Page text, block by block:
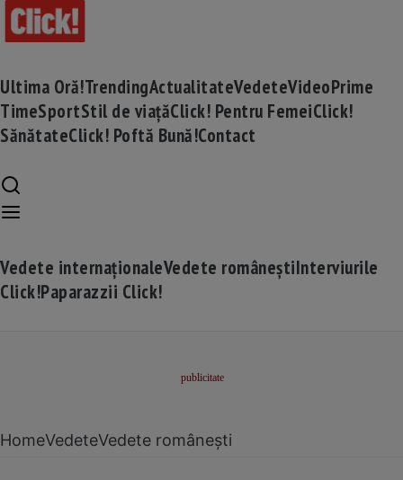
Ultima Oră!TrendingActualitateVedeteVideoPrime
TimeSportStil de viațăClick! Pentru FemeiClick!
SănătateClick! Poftă Bună!Contact
Vedete internaționaleVedete româneștiInterviurile
Click!Paparazzii Click!
HomeVedeteVedete românești